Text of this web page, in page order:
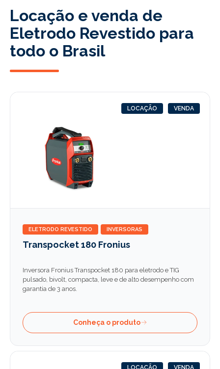
Locação e venda de
Eletrodo Revestido para
todo o Brasil
LOCAÇÃO VENDA
ELETRODO REVESTIDO INVERSORAS
Transpocket 180 Fronius
Inversora Fronius Transpocket 180 para eletrodo e TIG
pulsado, bivolt, compacta, leve e de alto desempenho com
garantia de 3 anos.
Conheça o produto
LOCAÇÃO VENDA